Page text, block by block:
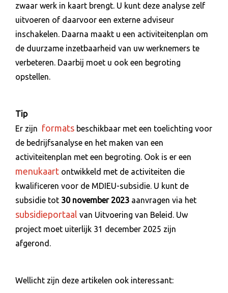
zwaar werk in kaart brengt. U kunt deze analyse zelf
uitvoeren of daarvoor een externe adviseur
inschakelen. Daarna maakt u een activiteitenplan om
de duurzame inzetbaarheid van uw werknemers te
verbeteren. Daarbij moet u ook een begroting
opstellen.
Tip
Er zijn formats beschikbaar met een toelichting voor
de bedrijfsanalyse en het maken van een
activiteitenplan met een begroting. Ook is er een
menukaart ontwikkeld met de activiteiten die
kwalificeren voor de MDIEU-subsidie. U kunt de
subsidie tot 30 november 2023 aanvragen via het
subsidieportaal van Uitvoering van Beleid. Uw
project moet uiterlijk 31 december 2025 zijn
afgerond.
Wellicht zijn deze artikelen ook interessant: